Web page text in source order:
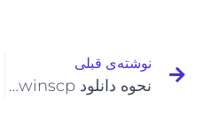
نوشته‌ی قبلی
نحوه دانلود winscp و کاربرد آن